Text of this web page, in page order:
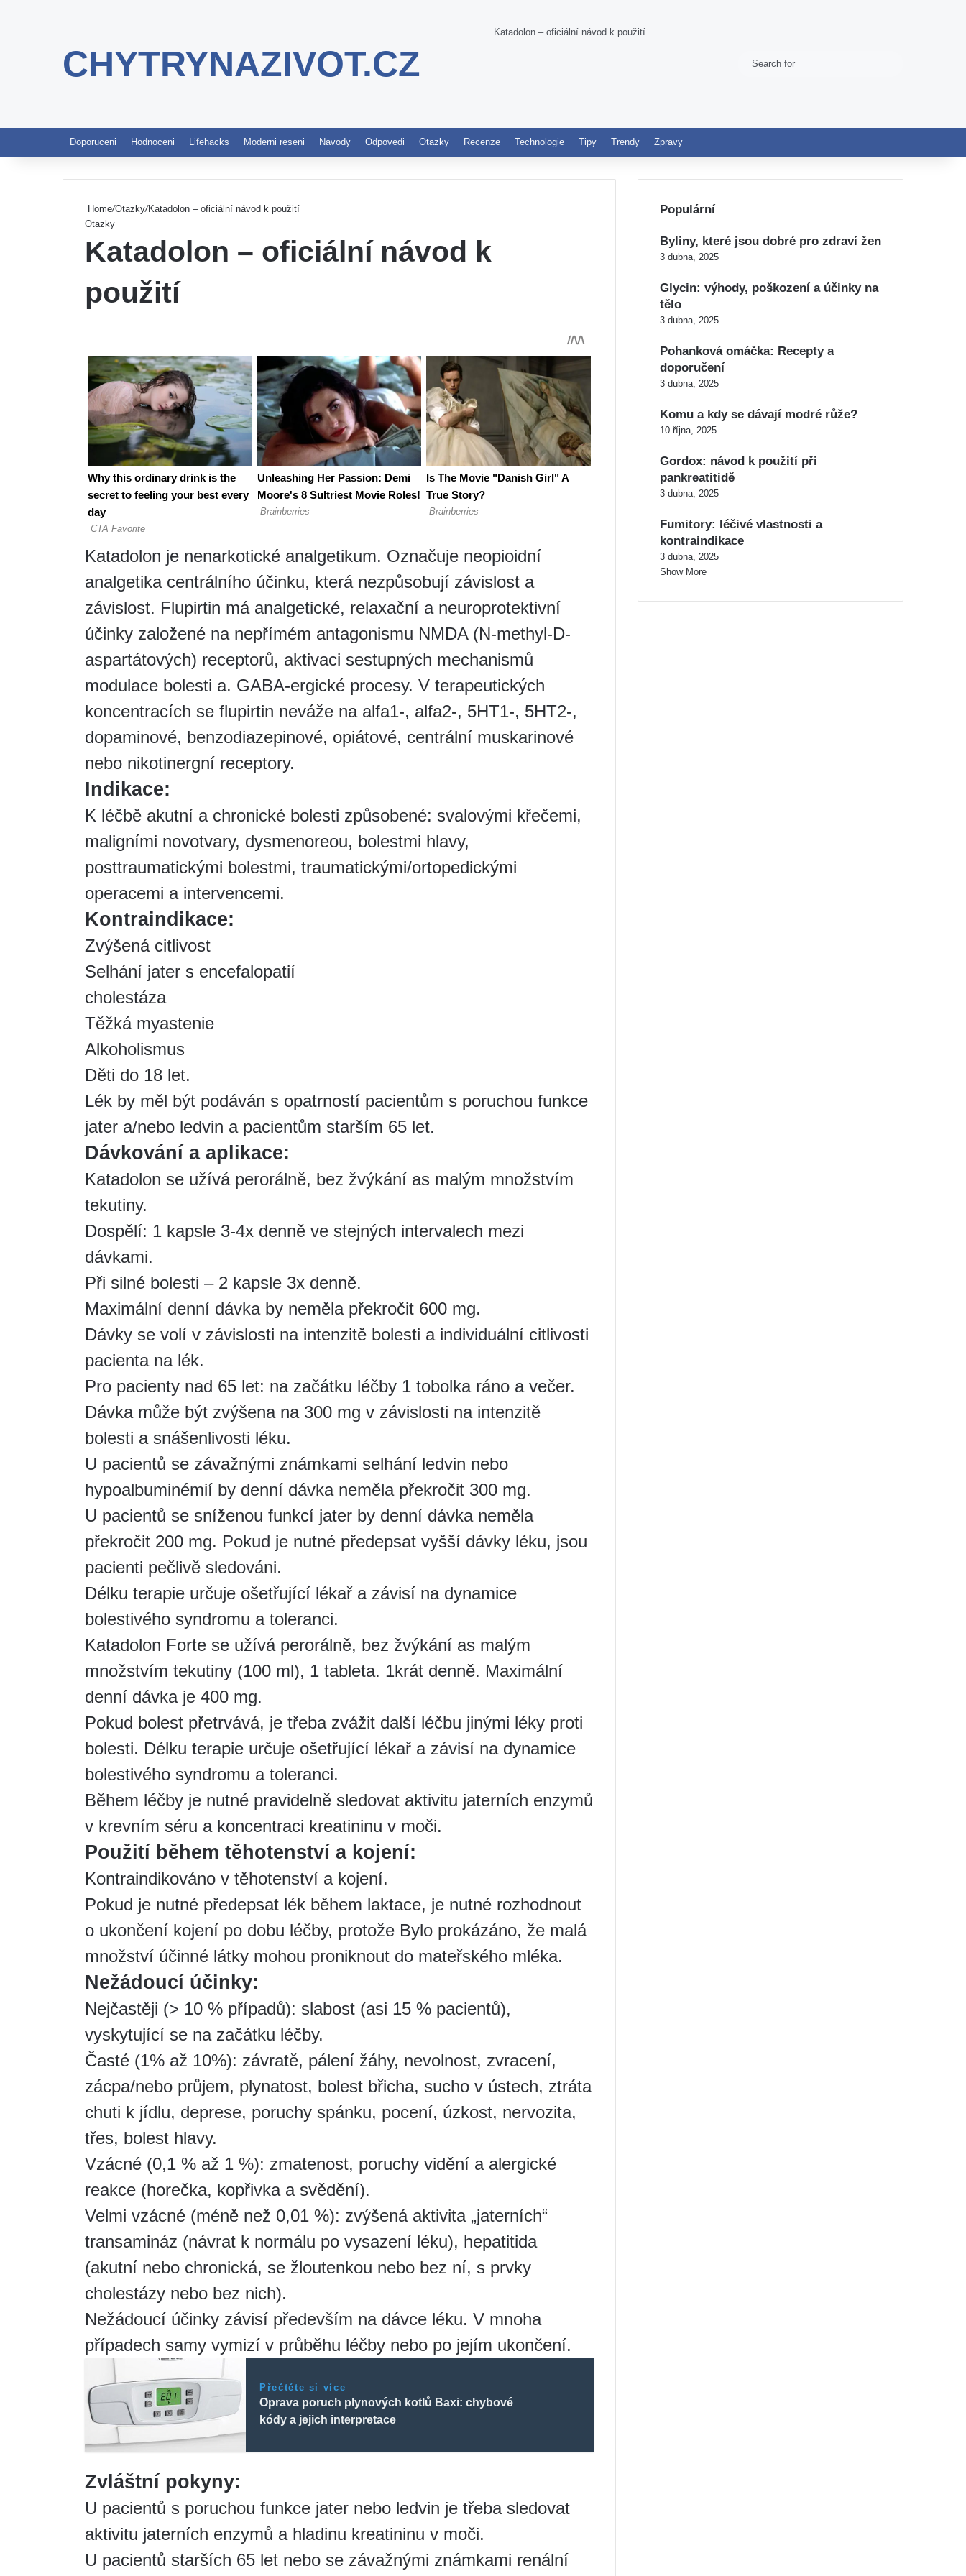
CHYTRYNAZIVOT.CZ
Katadolon – oficiální návod k použití
Switch skin
Doporuceni Hodnoceni Lifehacks Moderni reseni Navody Odpovedi Otazky Recenze Technologie Tipy Trendy Zpravy
Home/Otazky/Katadolon – oficiální návod k použití
Otazky
Katadolon – oficiální návod k
použití
Katadolon je nenarkotické analgetikum. Označuje neopioidní
analgetika centrálního účinku, která nezpůsobují závislost a
závislost. Flupirtin má analgetické, relaxační a neuroprotektivní
účinky založené na nepřímém antagonismu NMDA (N-methyl-D-
aspartátových) receptorů, aktivaci sestupných mechanismů
modulace bolesti a. GABA-ergické procesy. V terapeutických
koncentracích se flupirtin neváže na alfa1-, alfa2-, 5HT1-, 5HT2-,
dopaminové, benzodiazepinové, opiátové, centrální muskarinové
nebo nikotinergní receptory.
Indikace:
K léčbě akutní a chronické bolesti způsobené: svalovými křečemi,
maligními novotvary, dysmenoreou, bolestmi hlavy,
posttraumatickými bolestmi, traumatickými/ortopedickými
operacemi a intervencemi.
Kontraindikace:
Zvýšená citlivost
Selhání jater s encefalopatií
cholestáza
Těžká myastenie
Alkoholismus
Děti do 18 let.
Lék by měl být podáván s opatrností pacientům s poruchou funkce
jater a/nebo ledvin a pacientům starším 65 let.
Dávkování a aplikace:
Katadolon se užívá perorálně, bez žvýkání as malým množstvím
tekutiny.
Dospělí: 1 kapsle 3-4x denně ve stejných intervalech mezi
dávkami.
Při silné bolesti – 2 kapsle 3x denně.
Maximální denní dávka by neměla překročit 600 mg.
Dávky se volí v závislosti na intenzitě bolesti a individuální citlivosti
pacienta na lék.
Pro pacienty nad 65 let: na začátku léčby 1 tobolka ráno a večer.
Dávka může být zvýšena na 300 mg v závislosti na intenzitě
bolesti a snášenlivosti léku.
U pacientů se závažnými známkami selhání ledvin nebo
hypoalbuminémií by denní dávka neměla překročit 300 mg.
U pacientů se sníženou funkcí jater by denní dávka neměla
překročit 200 mg. Pokud je nutné předepsat vyšší dávky léku, jsou
pacienti pečlivě sledováni.
Délku terapie určuje ošetřující lékař a závisí na dynamice
bolestivého syndromu a toleranci.
Katadolon Forte se užívá perorálně, bez žvýkání as malým
množstvím tekutiny (100 ml), 1 tableta. 1krát denně. Maximální
denní dávka je 400 mg.
Pokud bolest přetrvává, je třeba zvážit další léčbu jinými léky proti
bolesti. Délku terapie určuje ošetřující lékař a závisí na dynamice
bolestivého syndromu a toleranci.
Během léčby je nutné pravidelně sledovat aktivitu jaterních enzymů
v krevním séru a koncentraci kreatininu v moči.
Použití během těhotenství a kojení:
Kontraindikováno v těhotenství a kojení.
Pokud je nutné předepsat lék během laktace, je nutné rozhodnout
o ukončení kojení po dobu léčby, protože Bylo prokázáno, že malá
množství účinné látky mohou proniknout do mateřského mléka.
Nežádoucí účinky:
Nejčastěji (> 10 % případů): slabost (asi 15 % pacientů),
vyskytující se na začátku léčby.
Časté (1% až 10%): závratě, pálení žáhy, nevolnost, zvracení,
zácpa/nebo průjem, plynatost, bolest břicha, sucho v ústech, ztráta
chuti k jídlu, deprese, poruchy spánku, pocení, úzkost, nervozita,
třes, bolest hlavy.
Vzácné (0,1 % až 1 %): zmatenost, poruchy vidění a alergické
reakce (horečka, kopřivka a svědění).
Velmi vzácné (méně než 0,01 %): zvýšená aktivita „jaterních“
transamináz (návrat k normálu po vysazení léku), hepatitida
(akutní nebo chronická, se žloutenkou nebo bez ní, s prvky
cholestázy nebo bez nich).
Nežádoucí účinky závisí především na dávce léku. V mnoha
případech samy vymizí v průběhu léčby nebo po jejím ukončení.
Přečtěte si více
Oprava poruch plynových kotlů Baxi: chybové
kódy a jejich interpretace
Zvláštní pokyny:
U pacientů s poruchou funkce jater nebo ledvin je třeba sledovat
aktivitu jaterních enzymů a hladinu kreatininu v moči.
U pacientů starších 65 let nebo se závažnými známkami renální
Populární
Byliny, které jsou dobré pro zdraví žen
3 dubna, 2025
Glycin: výhody, poškození a účinky na
tělo
3 dubna, 2025
Pohanková omáčka: Recepty a
doporučení
3 dubna, 2025
Komu a kdy se dávají modré růže?
10 října, 2025
Gordox: návod k použití při
pankreatitidě
3 dubna, 2025
Fumitory: léčivé vlastnosti a
kontraindikace
3 dubna, 2025
Show More